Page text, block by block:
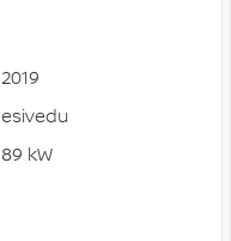
2019
esivedu
89 kW